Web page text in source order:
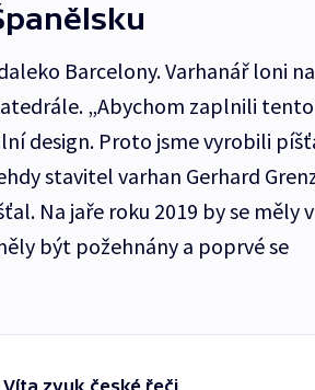
Barcelony. Varhanář loni na
„Abychom zaplnili
design. Proto jsme vyrobili
stavitel varhan Gerhard
Na jaře roku 2019 by se měly v
být požehnány a poprvé se
zvuk české řeči